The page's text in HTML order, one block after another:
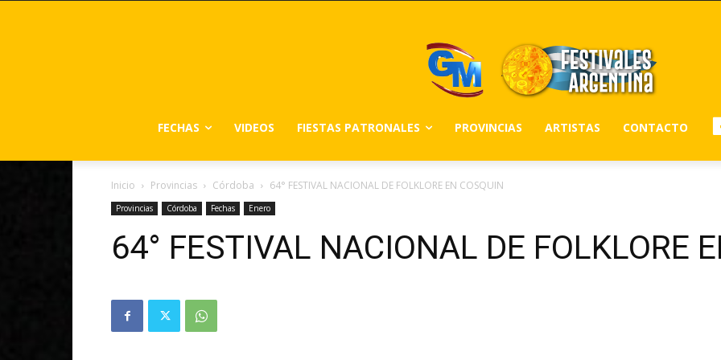
FECHAS VIDEOS FIESTAS PATRONALES PROVINCIAS ARTISTAS CONTACTO
Inicio Provincias Córdoba 64° FESTIVAL NACIONAL DE FOLKLORE EN COSQUIN
Provincias Córdoba Fechas Enero
64° FESTIVAL NACIONAL DE FOLKLORE